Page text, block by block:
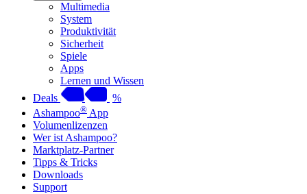
Multimedia
System
Produktivität
Sicherheit
Spiele
Apps
Lernen und Wissen
Deals
%
Ashampoo® App
Volumenlizenzen
Wer ist Ashampoo?
Marktplatz-Partner
Tipps & Tricks
Downloads
Support